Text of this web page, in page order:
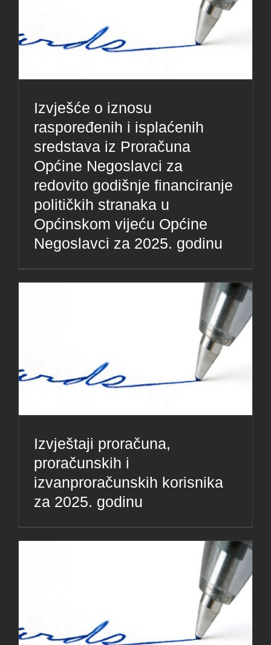
Izvješće o iznosu
raspoređenih i isplaćenih
sredstava iz Proračuna
Općine Negoslavci za
redovito godišnje financiranje
političkih stranaka u
Općinskom vijeću Općine
Negoslavci za 2025. godinu
Izvještaji proračuna,
proračunskih i
izvanproračunskih korisnika
za 2025. godinu